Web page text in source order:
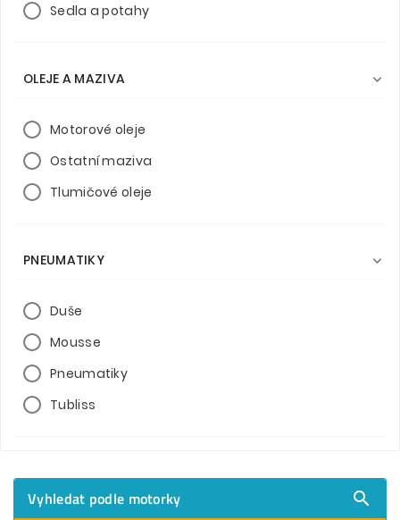
Sedla a potahy
OLEJE A MAZIVA 
Motorové oleje
Ostatní maziva
Tlumičové oleje
PNEUMATIKY 
Duše
Mousse
Pneumatiky
Tubliss
Vyhledat podle motorky 